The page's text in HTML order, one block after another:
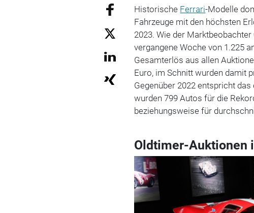
Historische Ferrari-Modelle
Fahrzeuge mit den höchsten
2023. Wie der
vergangene Woche von 1.225
Gesamterlös aus allen
Euro, im Schnitt wurden damit
Gegenüber 2022 entspricht
wurden 799 Autos für die
beziehungsweise für
Oldtimer-Auktionen